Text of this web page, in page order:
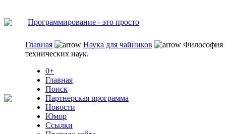
Программирование - это просто
Главная Наука для чайников
Философия
технических наук.
0+
Главная
Поиск
Партнерская программа
Новости
Юмор
Ссылки